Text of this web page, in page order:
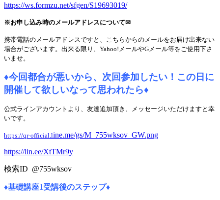
https://ws.formzu.net/sfgen/S19693019/
※お申し込み時のメールアドレスについて✉
携帯電話のメールアドレスですと、こちらからのメールをお届け出来ない
場合がございます。 出来る限り、Yahoo!メールやGメール等をご使用下さ
いませ。
♦今回都合が悪いから、次回参加したい！ この日に
開催して欲しいなって思われたら♦
公式ラインアカウントより、友達追加頂き、メッセージいただけますと幸
いです。
https://qr-official.line.me/gs/M_755wksov_GW.png
https://lin.ee/XtTMr9y
検索ID @755wksov
♦基礎講座1受講後のステップ♦